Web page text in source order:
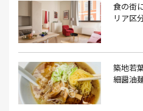
エコバッグ おしゃれ(1） エコ
エビフライ(3） おかゆ(1）
おでん(4） おにぎり(4）
お刺身(1） お参り(1）
お土産(14） お土産屋(1）
食の街
リア区
築地若
細醤油